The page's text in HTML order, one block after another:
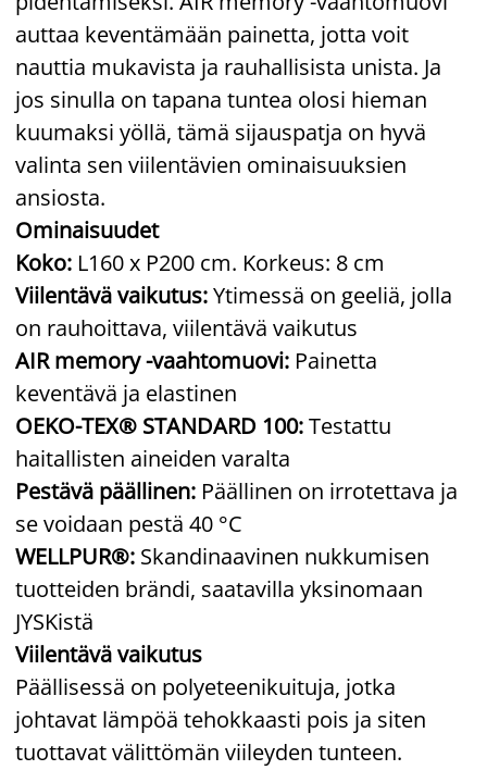
auttaa keventämään painetta, jotta voit
nauttia mukavista ja rauhallisista unista. Ja
jos sinulla on tapana tuntea olosi hieman
kuumaksi yöllä, tämä sijauspatja on hyvä
valinta sen viilentävien ominaisuuksien
ansiosta.
Ominaisuudet
Koko: L160 x P200 cm. Korkeus: 8 cm
Viilentävä vaikutus:Ytimessä on geeliä, jolla
on rauhoittava, viilentävä vaikutus
AIR memory -vaahtomuovi: Painetta
keventävä ja elastinen
OEKO-TEX® STANDARD 100:Testattu
haitallisten aineiden varalta
Pestävä päällinen: Päällinen on irrotettava ja
se voidaan pestä 40 °C
WELLPUR®: Skandinaavinen nukkumisen
tuotteiden brändi, saatavilla yksinomaan
JYSKistä
Viilentävä vaikutus
Päällisessä on polyeteenikuituja, jotka
johtavat lämpöä tehokkaasti pois ja siten
tuottavat välittömän viileyden tunteen.